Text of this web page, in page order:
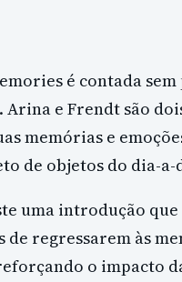
é contada
Arina e Frendt são
memórias e
de objetos do dia-
uma introdução
regressarem às
o impacto